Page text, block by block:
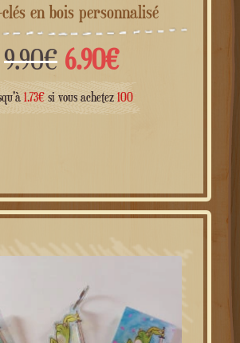
clés en bois personnalisé
9.90€ Le
prix
9.90€.
6.90€Le
prix
6.90€.
1.73€ si vous achetez 100